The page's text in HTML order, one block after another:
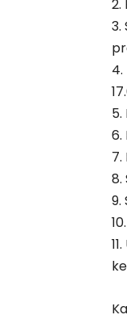
2.
3.
6.
8.
9.